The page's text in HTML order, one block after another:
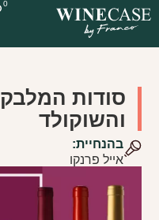
0
סודות המלבק
והשוקולד
בהנחיית:
אייל פרנקו